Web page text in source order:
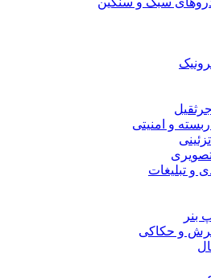
و امنیتی
و تبلیغات
بنر
و حکاکی